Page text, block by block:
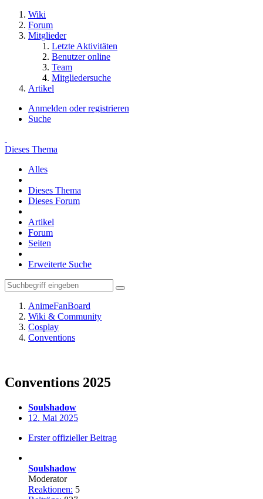
Wiki
Forum
Mitglieder
Letzte Aktivitäten
Benutzer online
Team
Mitgliedersuche
Artikel
Anmelden oder registrieren
Suche
Dieses Thema
Alles
Dieses Thema
Dieses Forum
Artikel
Forum
Seiten
Erweiterte Suche
AnimeFanBoard
Wiki & Community
Cosplay
Conventions
Conventions 2025
Soulshadow
12. Mai 2025
Erster offizieller Beitrag
Soulshadow
Moderator
Reaktionen: 5